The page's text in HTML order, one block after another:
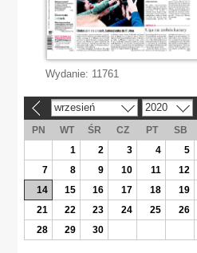
Wydanie: 11761
wrzesień 2020
PN WT ŚR CZ PT SB
1
2 3 4 5
7
8 9 10 11 12
14
15 16 17 18 19
21
22 23 24 25 26
28
29 30